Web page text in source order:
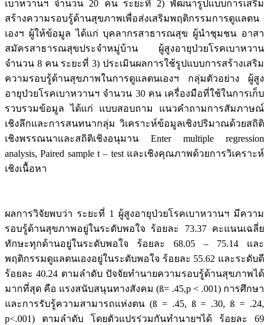
เบาหวานฯ จำนวน 20 คน ระยะที่ 2) พัฒนารูปแบบการเสริม
สร้างความรอบรู้ด้านสุขภาพเพื่อส่งเสริมพฤติกรรมการดูแลตน
เองฯ ผู้ให้ข้อมูล ได้แก่ บุคลากรสาธารณสุข ผู้นำชุมชน อาสา
สมัครสาธารณสุขประจำหมู่บ้าน ผู้สูงอายุป่วยโรคเบาหวาน
จำนวน 8 คน ระยะที่ 3) ประเมินผลการใช้รูปแบบการสร้างเสริม
ความรอบรู้ด้านสุขภาพในการดูแลตนเองฯ กลุ่มตัวอย่าง ผู้สูง
อายุป่วยโรคเบาหวานฯ จำนวน 30 คน เครื่องมือที่ใช้ในการเก็บ
รวบรวมข้อมูล ได้แก่ แบบสอบถาม แนวคำถามการสัมภาษณ์
เชิงลึกและการสนทนากลุ่ม วิเคราะห์ข้อมูลเชิงปริมาณด้วยสถิติ
เชิงพรรณนาและสถิติเชิงอนุมาน Enter multiple regression
analysis, Paired sample t – test และเชิงคุณภาพด้วยการวิเคราะห์
เชิงเนื้อหา
ผลการวิจัยพบว่า ระยะที่ 1 ผู้สูงอายุป่วยโรคเบาหวานฯ มีความ
รอบรู้ด้านสุขภาพอยู่ในระดับพอใจ ร้อยละ 73.37 คะแนนเฉลี่ย
ทักษะทุกด้านอยู่ในระดับพอใจ ร้อยละ 68.05 – 75.14 และ
พฤติกรรมดูแลตนเองอยู่ในระดับพอใจ ร้อยละ 55.62 และระดับดี
ร้อยละ 40.24 ตามลำดับ ปัจจัยทำนายความรอบรู้ด้านสุขภาพได้
มากที่สุด คือ แรงสนับสนุนทางสังคม (ß= .45,p < .001) การศึกษา
และการรับรู้ความสามารถแห่งตน (ß = .45, ß = .30, ß = .24,
p<.001) ตามลำดับ โดยตัวแปรร่วมกันทำนายฯได้ ร้อยละ 69